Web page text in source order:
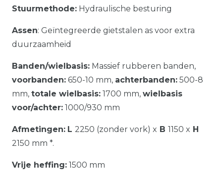
Stuurmethode: Hydraulische besturing
Assen: Geïntegreerde gietstalen as voor extra
duurzaamheid
Banden/wielbasis: Massief rubberen banden,
voorbanden: 650-10 mm, achterbanden: 500-8
mm, totale wielbasis: 1700 mm, wielbasis
voor/achter: 1000/930 mm
Afmetingen: L 2250 (zonder vork) x B 1150 x H
2150 mm *.
Vrije heffing: 1500 mm